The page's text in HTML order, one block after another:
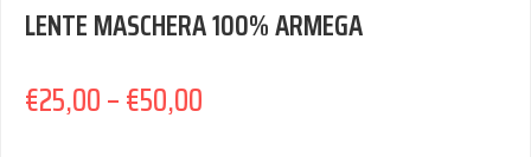
LENTE MASCHERA 100% ARMEGA
€25,00–€50,00